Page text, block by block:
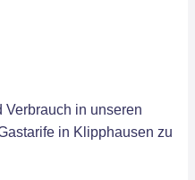
in unseren
in Klipphausen zu